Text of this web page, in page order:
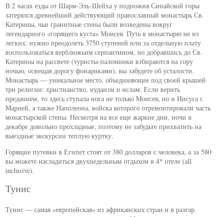
В 2 часах езды от Шарм-Эль-Шейха у подножия Синайской горы
затерялся древнейший действующий православный монастырь Св.
Катерины, чьи гранитные стены были возведены вокруг
легендарного «горящего куста» Моисея. Путь к монастырю не из
легких: нужно преодолеть 3750 ступеней или за отдельную плату
воспользоваться верблюжьим серпантином, но добравшись до Св.
Катерины на рассвете (туристы-паломники взбираются на гору
ночью, освещая дорогу фонариками), вы забудете об усталости.
Монастырь — уникальное место, объединяющее под своей крышей
три религии: христианство, иудаизм и ислам. Если верить
преданием, то здесь ступала нога не только Моисея, но и Иисуса с
Марией, а также Наполеона, войска которого отремонтировали часть
монастырской стены. Несмотря на все еще жаркие дни, ночи в
декабре довольно прохладные, поэтому не забудьте прихватить на
выездные экскурсии теплую куртку.
Горящие путевки в Египет стоят от 380 долларов с человека, а за 580
вы можете насладиться двухнедельным отдыхом в 4* отеле (all
inclusive).
Тунис
Тунис — самая «европейская» из африканских стран и в разгар